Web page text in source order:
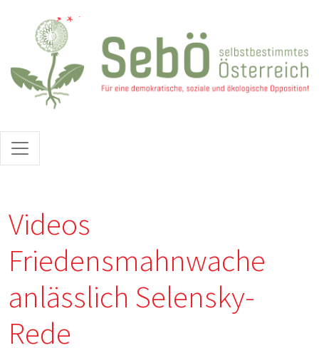
Videos
Friedensmahnwache
anlässlich Selensky-
Rede